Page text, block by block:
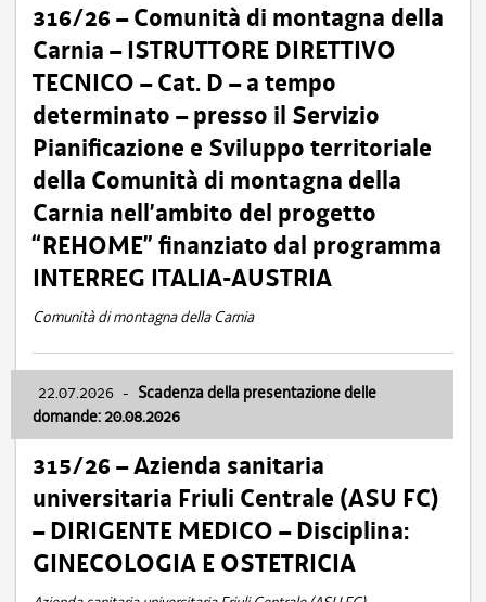
316/26 – Comunità di montagna della
Carnia – ISTRUTTORE DIRETTIVO
TECNICO – Cat. D – a tempo
determinato – presso il Servizio
Pianificazione e Sviluppo territoriale
della Comunità di montagna della
Carnia nell’ambito del progetto
“REHOME” finanziato dal programma
INTERREG ITALIA-AUSTRIA
Comunità di montagna della Carnia
22.07.2026 - Scadenza della presentazione delle
domande: 20.08.2026
315/26 – Azienda sanitaria
universitaria Friuli Centrale (ASU FC)
– DIRIGENTE MEDICO – Disciplina:
GINECOLOGIA E OSTETRICIA